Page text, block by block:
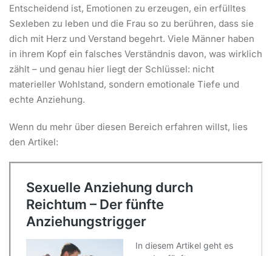
Entscheidend ist, Emotionen zu erzeugen, ein erfülltes
Sexleben zu leben und die Frau so zu berühren, dass sie
dich mit Herz und Verstand begehrt. Viele Männer haben
in ihrem Kopf ein falsches Verständnis davon, was wirklich
zählt – und genau hier liegt der Schlüssel: nicht
materieller Wohlstand, sondern emotionale Tiefe und
echte Anziehung.
Wenn du mehr über diesen Bereich erfahren willst, lies
den Artikel: